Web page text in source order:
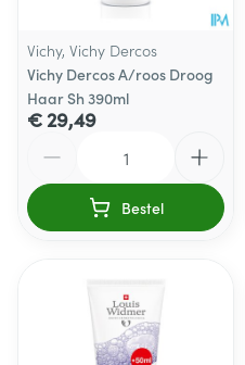
Vichy, Vichy Dercos
Vichy Dercos A/roos Droog
Haar Sh 390ml
€ 29,49
Bestel